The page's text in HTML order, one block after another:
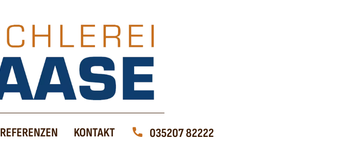
REFERENZEN KONTAKT 035207 82222